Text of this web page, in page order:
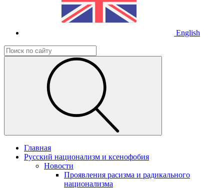
English
Главная
Русский национализм и ксенофобия
Новости
Проявления расизма и радикального
национализма